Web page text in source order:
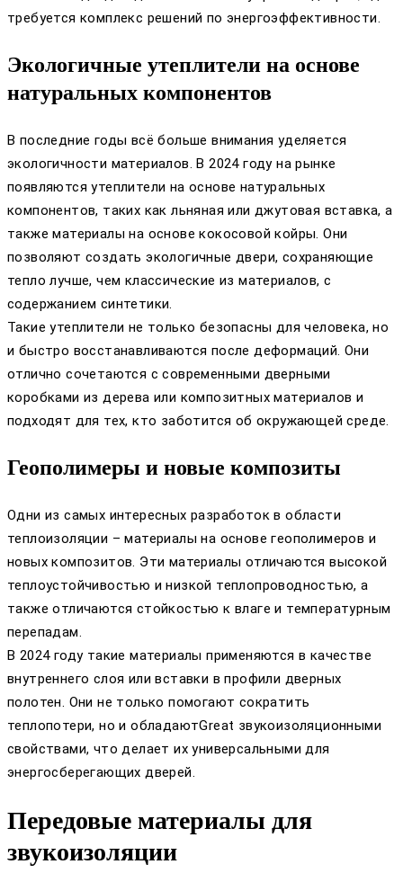
требуется комплекс решений по энергоэффективности.
Экологичные утеплители на основе
натуральных компонентов
В последние годы всё больше внимания уделяется
экологичности материалов. В 2024 году на рынке
появляются утеплители на основе натуральных
компонентов, таких как льняная или джутовая вставка, а
также материалы на основе кокосовой койры. Они
позволяют создать экологичные двери, сохраняющие
тепло лучше, чем классические из материалов, с
содержанием синтетики.
Такие утеплители не только безопасны для человека, но
и быстро восстанавливаются после деформаций. Они
отлично сочетаются с современными дверными
коробками из дерева или композитных материалов и
подходят для тех, кто заботится об окружающей среде.
Геополимеры и новые композиты
Одни из самых интересных разработок в области
теплоизоляции – материалы на основе геополимеров и
новых композитов. Эти материалы отличаются высокой
теплоустойчивостью и низкой теплопроводностью, а
также отличаются стойкостью к влаге и температурным
перепадам.
В 2024 году такие материалы применяются в качестве
внутреннего слоя или вставки в профили дверных
полотен. Они не только помогают сократить
теплопотери, но и обладаютGreat звукоизоляционными
свойствами, что делает их универсальными для
энергосберегающих дверей.
Передовые материалы для
звукоизоляции